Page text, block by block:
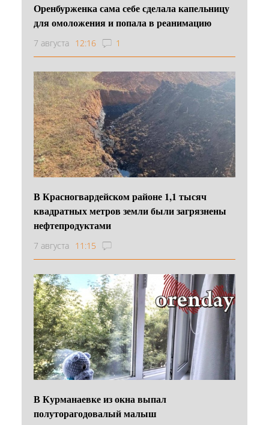
Оренбурженка сама себе сделала капельницу
для омоложения и попала в реанимацию
7 августа 12:16 1
В Красногвардейском районе 1,1 тысяч
квадратных метров земли были загрязнены
нефтепродуктами
7 августа 11:15
В Курманаевке из окна выпал
полуторагодовалый малыш